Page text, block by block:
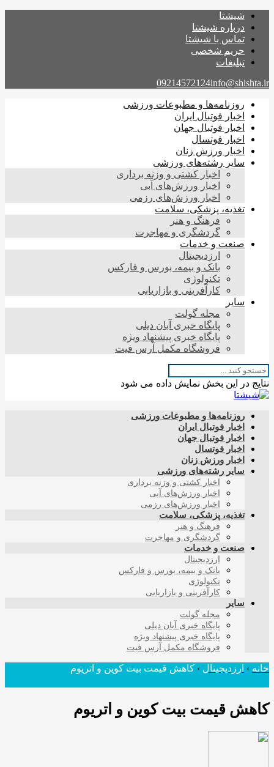
شیشتا
درباره شیشتا
تماس با شیشتا
حریم شخصی
تبلیغات
09214572124info@shishta.ir
روزنامه‌ها و مطبوعات ورزشی
اخبار فوتبال ایران
اخبار فوتبال جهان
اخبار فوتسال
اخبار ورزش زنان
سایر رشته‌های ورزشی
اخبار کشتی و وزنه برداری
اخبار ورزش‌های آبی
اخبار ورزش‌های رزمی
تغذیه، پزشکی، سلامت
فرهنگ و هنر
گردشگری و مهاجرت
صنعت و خدمات
ارزدیجیتال
بانک و بیمه، بورس و فارکس
تکنولوژی
کارآفرینی و بازاریابی
سایر
مجله گولت
پایگاه خبری آبان دیلی
پایگاه خبری پیشنهاد ویژه
فروشگاه مکمل آرس فیت
نتایج در این بخش نمایش داده می شود
روزنامه‌ها و مطبوعات ورزشی
اخبار فوتبال ایران
اخبار فوتبال جهان
اخبار فوتسال
اخبار ورزش زنان
سایر رشته‌های ورزشی
اخبار کشتی و وزنه برداری
اخبار ورزش‌های آبی
اخبار ورزش‌های رزمی
تغذیه، پزشکی، سلامت
فرهنگ و هنر
گردشگری و مهاجرت
صنعت و خدمات
ارزدیجیتال
بانک و بیمه، بورس و فارکس
تکنولوژی
کارآفرینی و بازاریابی
سایر
مجله گولت
پایگاه خبری آبان دیلی
پایگاه خبری پیشنهاد ویژه
فروشگاه مکمل آرس فیت
خانه › ارزدیجیتال › کاهش قیمت بیت کوین و اتریوم
کاهش قیمت بیت کوین و اتریوم